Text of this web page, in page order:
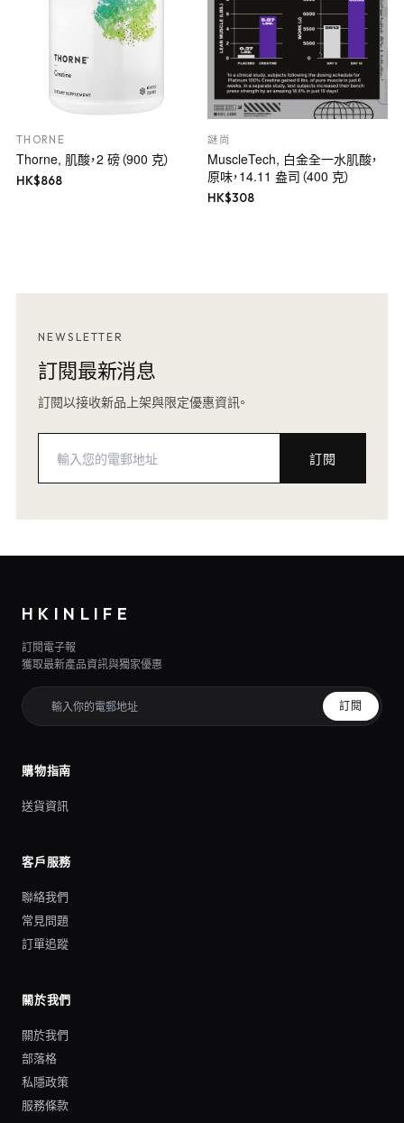
THORNE
Thorne, 肌酸，2 磅（900 克）
HK$868
謎尚
MuscleTech, 白金全一水肌酸，
原味，14.11 盎司（400 克）
HK$308
NEWSLETTER
訂閱最新消息
訂閱以接收新品上架與限定優惠資訊。
訂閱
HKINLIFE
訂閱電子報
獲取最新產品資訊與獨家優惠
訂閱
購物指南
送貨資訊
客戶服務
聯絡我們
常見問題
訂單追蹤
關於我們
關於我們
部落格
私隱政策
服務條款